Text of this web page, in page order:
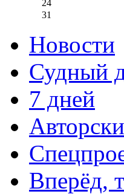
24
31
Новости
Судный
7 дней
Вперёд,